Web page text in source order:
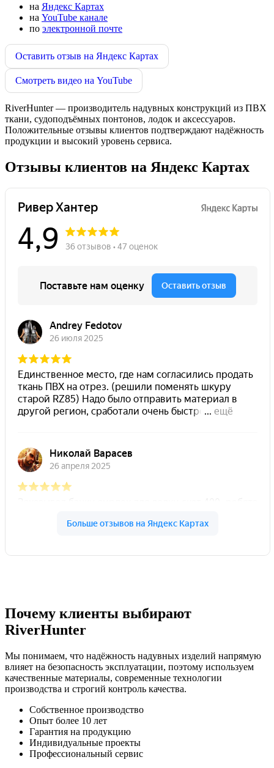
на Яндекс Картах
на YouTube канале
по электронной почте
Оставить отзыв на Яндекс Картах
Смотреть видео на YouTube
RiverHunter — производитель надувных конструкций из ПВХ
ткани, судоподъёмных понтонов, лодок и аксессуаров.
Положительные отзывы клиентов подтверждают надёжность
продукции и высокий уровень сервиса.
Отзывы клиентов на Яндекс Картах
Почему клиенты выбирают
RiverHunter
Мы понимаем, что надёжность надувных изделий напрямую
влияет на безопасность эксплуатации, поэтому используем
качественные материалы, современные технологии
производства и строгий контроль качества.
Собственное производство
Опыт более 10 лет
Гарантия на продукцию
Индивидуальные проекты
Профессиональный сервис